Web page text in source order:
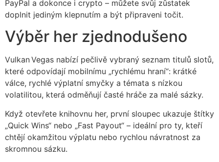
PayPal a dokonce i crypto – můžete svůj zůstatek
doplnit jediným klepnutím a být připraveni točit.
Výběr her zjednodušeno
Vulkan Vegas nabízí pečlivě vybraný seznam titulů slotů,
které odpovídají mobilnímu „rychlému hraní“: krátké
válce, rychlé výplatní smyčky a témata s nízkou
volatilitou, která odměňují časté hráče za malé sázky.
Když otevřete knihovnu her, první sloupec ukazuje štítky
„Quick Wins“ nebo „Fast Payout“ – ideální pro ty, kteří
chtějí okamžitou výplatu nebo rychlou návratnost za
skromnou sázku.